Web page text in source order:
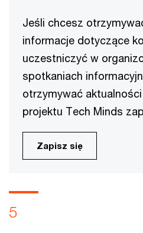
Jeśli chcesz
informacje dotyczące
uczestniczyć w
spotkaniach
otrzymywać
projektu Tech Minds
Zapisz się
5